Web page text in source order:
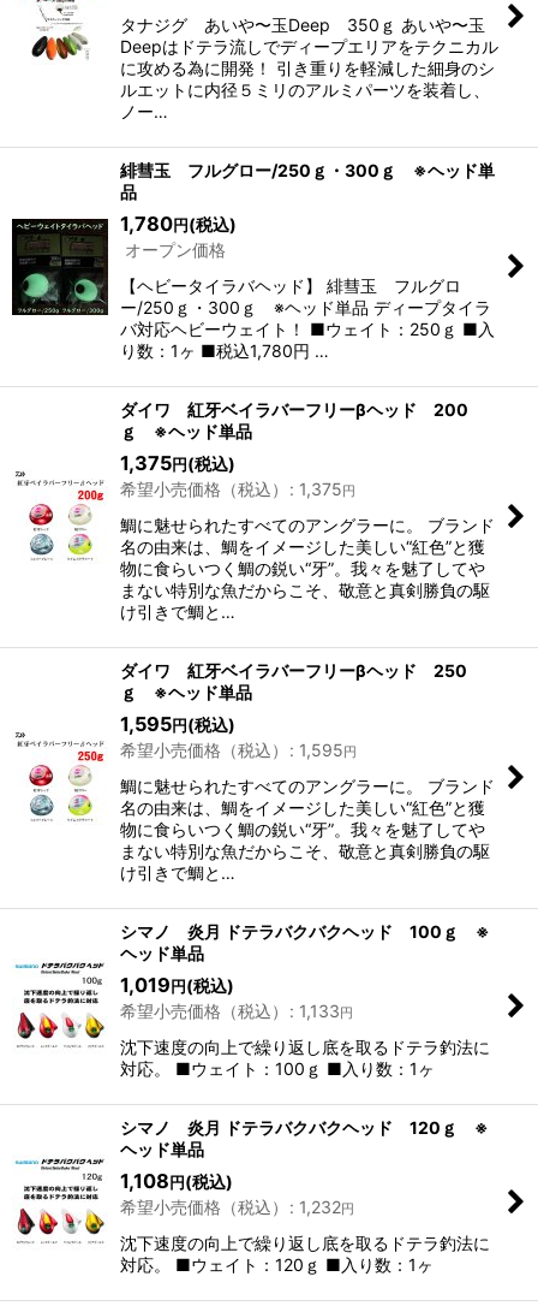
タナジグ あいや〜玉Deep 350ｇ あいや〜玉
Deepはドテラ流しでディープエリアをテクニカル
に攻める為に開発！ 引き重りを軽減した細身のシ
ルエットに内径５ミリのアルミパーツを装着し、
ノー…
緋彗玉 フルグロー/250ｇ・300ｇ ※ヘッド単
品
1,780円(税込)
オープン価格
【ヘビータイラバヘッド】 緋彗玉 フルグロ
ー/250ｇ・300ｇ ※ヘッド単品 ディープタイラ
バ対応ヘビーウェイト！ ■ウェイト：250ｇ ■入
り数：1ヶ ■税込1,780円 …
ダイワ 紅牙ベイラバーフリーβヘッド 200
ｇ ※ヘッド単品
1,375円(税込)
希望小売価格（税込）
: 1,375円
鯛に魅せられたすべてのアングラーに。 ブランド
名の由来は、鯛をイメージした美しい“紅色”と獲
物に食らいつく鯛の鋭い“牙”。我々を魅了してや
まない特別な魚だからこそ、敬意と真剣勝負の駆
け引きで鯛と…
ダイワ 紅牙ベイラバーフリーβヘッド 250
ｇ ※ヘッド単品
1,595円(税込)
希望小売価格（税込）
: 1,595円
鯛に魅せられたすべてのアングラーに。 ブランド
名の由来は、鯛をイメージした美しい“紅色”と獲
物に食らいつく鯛の鋭い“牙”。我々を魅了してや
まない特別な魚だからこそ、敬意と真剣勝負の駆
け引きで鯛と…
シマノ 炎月 ドテラバクバクヘッド 100ｇ ※
ヘッド単品
1,019円(税込)
希望小売価格（税込）
: 1,133円
沈下速度の向上で繰り返し底を取るドテラ釣法に
対応。 ■ウェイト：100ｇ ■入り数：1ヶ
シマノ 炎月 ドテラバクバクヘッド 120ｇ ※
ヘッド単品
1,108円(税込)
希望小売価格（税込）
: 1,232円
沈下速度の向上で繰り返し底を取るドテラ釣法に
対応。 ■ウェイト：120ｇ ■入り数：1ヶ